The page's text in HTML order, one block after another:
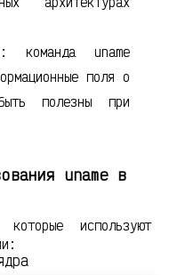
команда uname
поля о
полезны при
uname в
используют